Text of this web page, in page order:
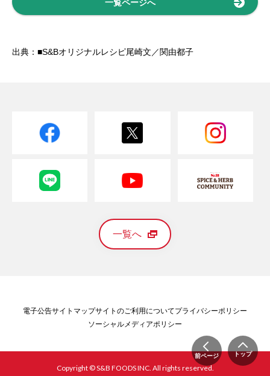
一覧ページへ
出典：■S&Bオリジナルレシピ尾崎文／関由都子
前ページ トップ
一覧へ
電子公告サイトマップサイトのご利用についてプライバシーポリシー
ソーシャルメディアポリシー
Copyright © S&B FOODS INC. All rights reserved.